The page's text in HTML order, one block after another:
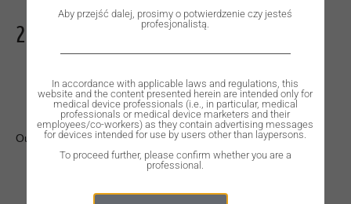
295,00
Out of stock
Aby przejść dalej, prosimy o potwierdzenie czy jesteś
profesjonalistą.
In accordance with applicable laws and regulations, this
website and the content presented herein are intended only for
medical device professionals (i.e., in particular, medical
professionals or medical device marketers and their
employees/co-workers) as they contain advertising messages
for devices intended for use by users other than laypersons.
To proceed further, please confirm whether you are a
professional.